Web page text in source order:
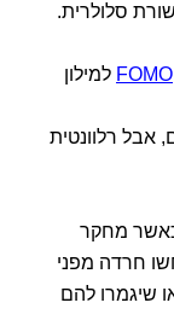
סלולרית.
FOMO למילון
אבל רלוונטית
כאשר מחקר
מהנבדקים חשו חרדה מפני
שיגמרו להם